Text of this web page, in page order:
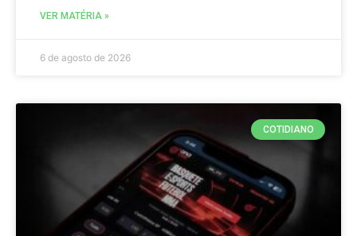
VER MATÉRIA »
6 de agosto de 2026
COTIDIANO